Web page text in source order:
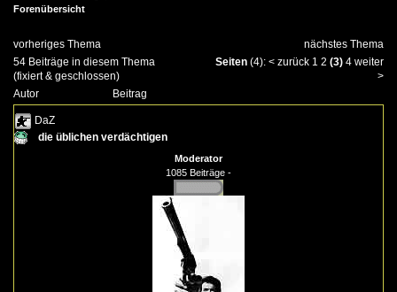
Forenübersicht
vorheriges Thema
nächstes Thema
54 Beiträge in diesem Thema
(fixiert & geschlossen)
Seiten (4): < zurück 1 2 (3) 4 weiter
>
Autor
Beitrag
DaZ
die üblichen verdächtigen
Moderator
1085 Beiträge -